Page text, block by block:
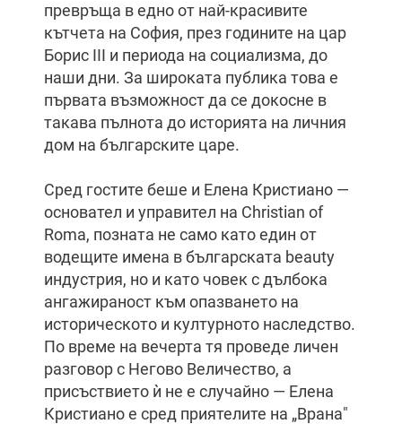
превръща в едно от най-красивите
кътчета на София, през годините на цар
Борис III и периода на социализма, до
наши дни. За широката публика това е
първата възможност да се докосне в
такава пълнота до историята на личния
дом на българските царе.
Сред гостите беше и Елена Кристиано —
основател и управител на Christian of
Roma, позната не само като един от
водещите имена в българската beauty
индустрия, но и като човек с дълбока
ангажираност към опазването на
историческото и културното наследство.
По време на вечерта тя проведе личен
разговор с Негово Величество, а
присъствието ѝ не е случайно — Елена
Кристиано е сред приятелите на „Врана"